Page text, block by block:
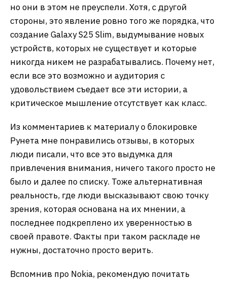
но они в этом не преуспели. Хотя, с другой
стороны, это явление ровно того же порядка, что
создание Galaxy S25 Slim, выдумывание новых
устройств, которых не существует и которые
никогда никем не разрабатывались. Почему нет,
если все это возможно и аудитория с
удовольствием съедает все эти истории, а
критическое мышление отсутствует как класс.
Из комментариев к материалу о блокировке
Рунета мне понравились отзывы, в которых
люди писали, что все это выдумка для
привлечения внимания, ничего такого просто не
было и далее по списку. Тоже альтернативная
реальность, где люди высказывают свою точку
зрения, которая основана на их мнении, а
последнее подкреплено их уверенностью в
своей правоте. Факты при таком раскладе не
нужны, достаточно просто верить.
Вспомнив про Nokia, рекомендую почитать